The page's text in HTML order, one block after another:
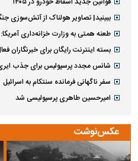
ببینید| تصاویر هولناک از آتش‌سوزی
طعنه همتی به وزارت خزانه‌داری
بسته اینترنت رایگان برای خبرنگاران
شانس مجدد پرسپولیس برای جذب
سفر ناگهانی فرمانده سنتکام به اسرائیل
امیرحسین طاهری پرسپولیسی شد
عکس‌نوشت